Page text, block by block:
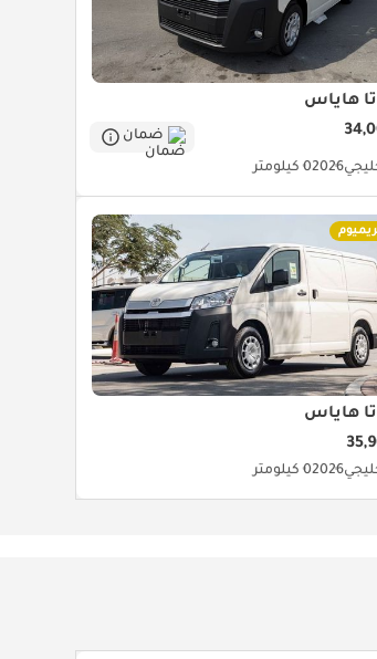
هاياس
ضمان
20260 كيلومتر
هاياس
20260 كيلومتر